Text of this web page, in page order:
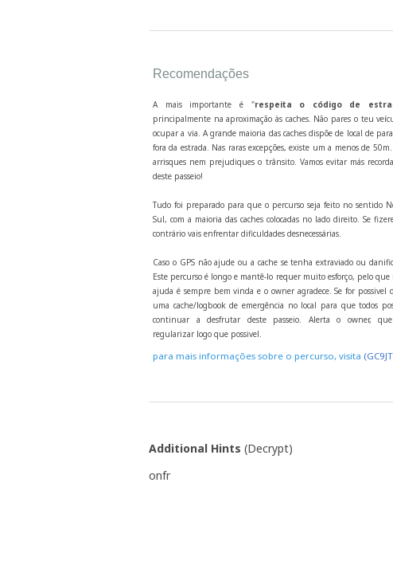
Recomendações
A mais importante é "respeita o código de
principalmente na aproximação às caches. Não pares o teu
ocupar a via. A grande maioria das caches dispõe de local de
fora da estrada. Nas raras excepções, existe um a menos de
arrisques nem prejudiques o trânsito. Vamos evitar más
deste passeio!
Tudo foi preparado para que o percurso seja feito no sentido
Sul, com a maioria das caches colocadas no lado direito. Se
contrário vais enfrentar dificuldades desnecessárias.
Caso o GPS não ajude ou a cache se tenha extraviado ou
Este percurso é longo e mantê-lo requer muito esforço, pelo que
ajuda é sempre bem vinda e o owner agradece. Se for possivel
uma cache/logbook de emergência no local para que todos
continuar a desfrutar deste passeio. Alerta o owner,
regularizar logo que possivel.
para mais informações sobre o percurso, visita
Additional Hints (Decrypt)
onfr